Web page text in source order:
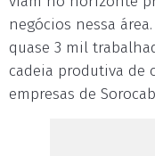
negócios nessa
quase 3 mil
cadeia produtiva de
empresas de